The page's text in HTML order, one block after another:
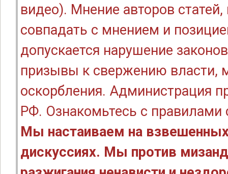
видео). Мнение авторов
совпадать с мнением и
допускается нарушение
призывы к свержению власти,
оскорбления. Администрация
РФ. Ознакомьтесь с правилами
Мы настаиваем на
дискуссиях. Мы против